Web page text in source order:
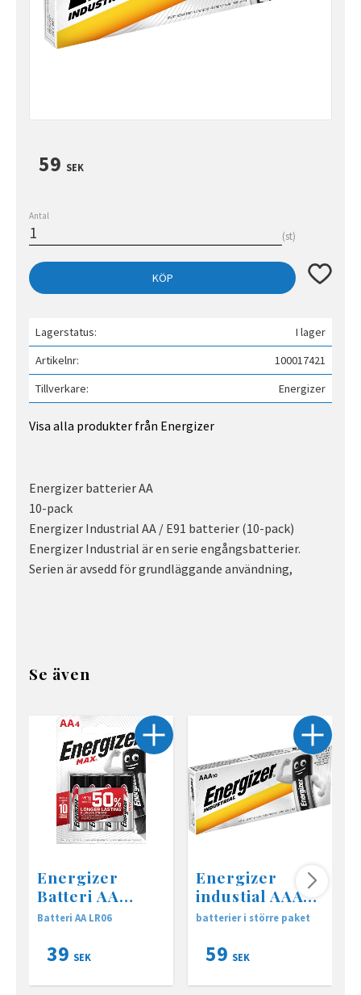
59 SEK
Antal
st
KÖP Lägg till
Lagerstatus
I lager
Artikelnr
100017421
Tillverkare
Energizer
Visa alla produkter från Energizer
Energizer batterier AA
10-pack
Energizer Industrial AA / E91 batterier (10-pack)
Energizer Industrial är en serie engångsbatterier.
Serien är avsedd för grundläggande användning,
Se även
Energizer
Batteri AA
LR06 4-pack
Batteri AA LR06
39 SEK
Energizer
industial AAA
10-pack
batterier i större paket
59 SEK